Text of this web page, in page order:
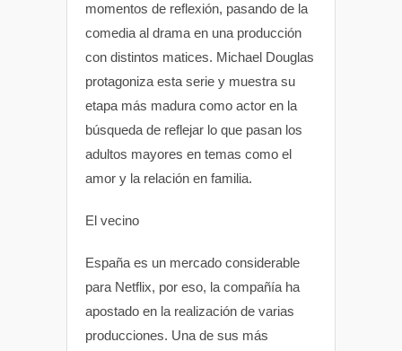
momentos de reflexión, pasando de la
comedia al drama en una producción
con distintos matices. Michael Douglas
protagoniza esta serie y muestra su
etapa más madura como actor en la
búsqueda de reflejar lo que pasan los
adultos mayores en temas como el
amor y la relación en familia.
El vecino
España es un mercado considerable
para Netflix, por eso, la compañía ha
apostado en la realización de varias
producciones. Una de sus más